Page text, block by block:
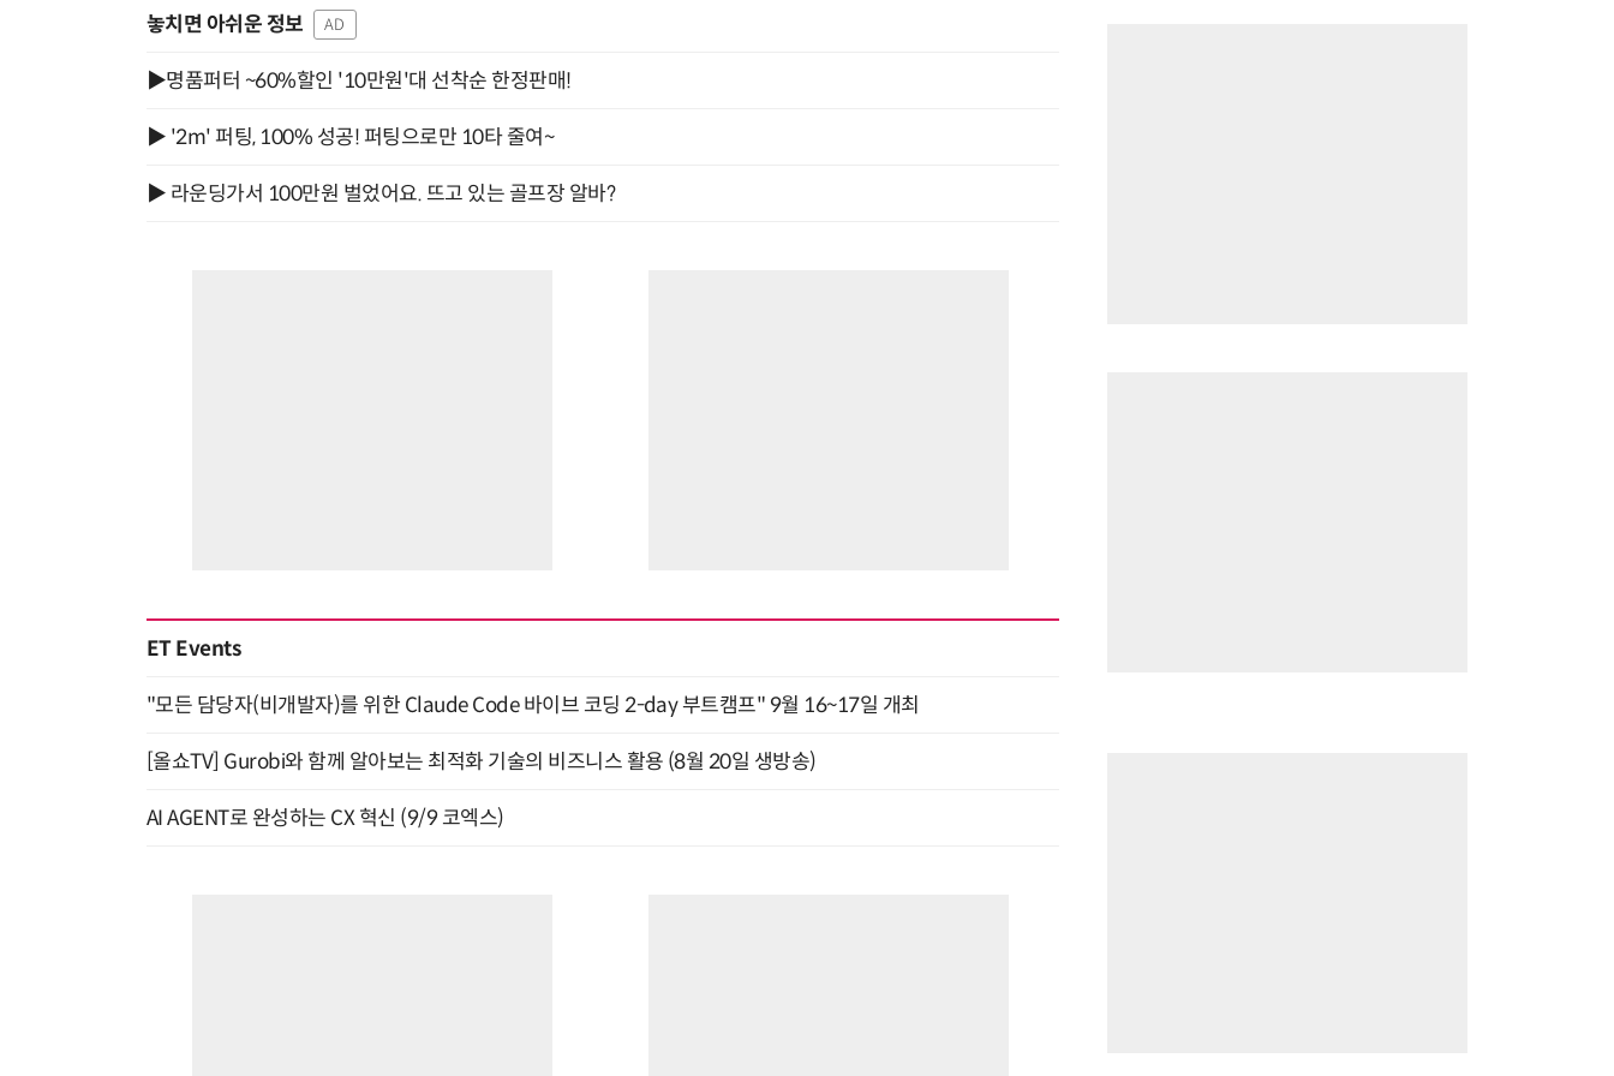
놓치면 아쉬운 정보 AD
▶명품퍼터 ~60%할인 '10만원'대 선착순 한정판매!
▶ '2m' 퍼팅, 100% 성공! 퍼팅으로만 10타 줄여~
▶ 라운딩가서 100만원 벌었어요. 뜨고 있는 골프장 알바?
ET Events
"모든 담당자(비개발자)를 위한 Claude Code 바이브 코딩 2-day 부트캠프" 9월 16~17일 개최
[올쇼TV] Gurobi와 함께 알아보는 최적화 기술의 비즈니스 활용 (8월 20일 생방송)
AI AGENT로 완성하는 CX 혁신 (9/9 코엑스)